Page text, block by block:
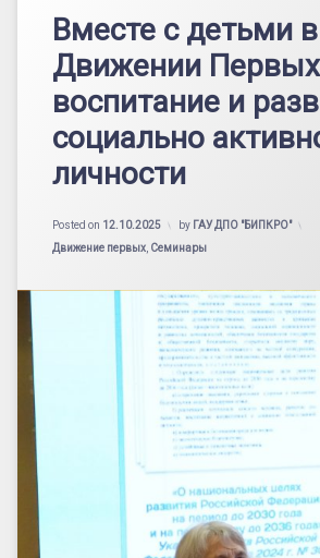
Вместе с детьми в
Движении
воспитание и
социально
личности
Posted on 12.10.2025
Updated on 20.10.2025
by ГАУ ДПО "БИПКРО"
Категории:
Движение первых, Семинары